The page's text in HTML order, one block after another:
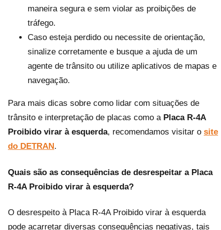
maneira segura e sem violar as proibições de
tráfego.
Caso esteja perdido ou necessite de orientação,
sinalize corretamente e busque a ajuda de um
agente de trânsito ou utilize aplicativos de mapas e
navegação.
Para mais dicas sobre como lidar com situações de
trânsito e interpretação de placas como a Placa R-4A
Proibido virar à esquerda, recomendamos visitar o site
do DETRAN.
Quais são as consequências de desrespeitar a Placa
R-4A Proibido virar à esquerda?
O desrespeito à Placa R-4A Proibido virar à esquerda
pode acarretar diversas consequências negativas, tais